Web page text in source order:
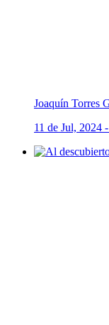
Joaquín Torres
11 de Jul, 2024